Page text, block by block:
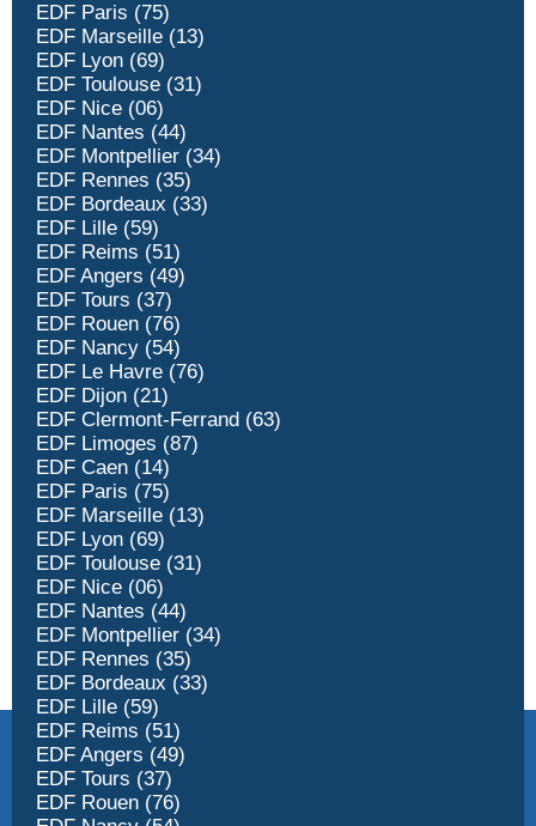
EDF Paris (75)
EDF Marseille (13)
EDF Lyon (69)
EDF Toulouse (31)
EDF Nice (06)
EDF Nantes (44)
EDF Montpellier (34)
EDF Rennes (35)
EDF Bordeaux (33)
EDF Lille (59)
EDF Reims (51)
EDF Angers (49)
EDF Tours (37)
EDF Rouen (76)
EDF Nancy (54)
EDF Le Havre (76)
EDF Dijon (21)
EDF Clermont-Ferrand (63)
EDF Limoges (87)
EDF Caen (14)
EDF Paris (75)
EDF Marseille (13)
EDF Lyon (69)
EDF Toulouse (31)
EDF Nice (06)
EDF Nantes (44)
EDF Montpellier (34)
EDF Rennes (35)
EDF Bordeaux (33)
EDF Lille (59)
EDF Reims (51)
EDF Angers (49)
EDF Tours (37)
EDF Rouen (76)